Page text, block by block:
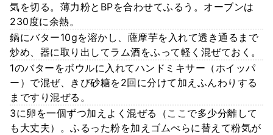
気を切る。薄力粉とBPを合わせてふるう。オーブンは
230度に余熱。
鍋にバター10gを溶かし、薩摩芋を入れて透き通るまで
炒め、器に取り出してラム酒をふって軽く混ぜておく。
1のバターをボウルに入れてハンドミキサー（ホイッパ
ー）で混ぜ、きび砂糖を2回に分けて加えふんわりする
まですり混ぜる。
3に卵を一個ずつ加えよく混ぜる（ここで多少分離して
も大丈夫）。ふるった粉を加えゴムべらに替えて粉気が